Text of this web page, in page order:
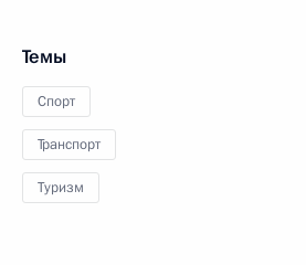
Темы
Спорт
Транспорт
Туризм